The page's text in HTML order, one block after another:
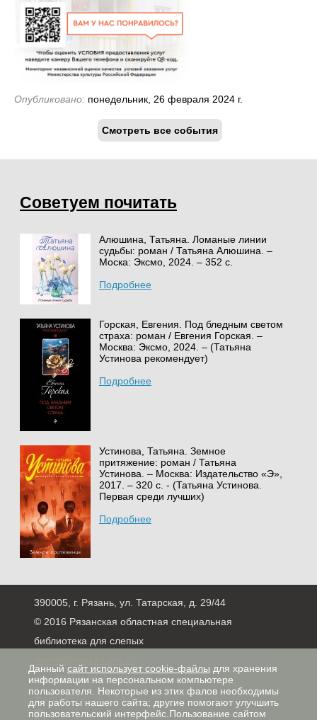
Опубликовано: понедельник, 26 февраля 2024 г.
Смотреть все события
Советуем почитать
Алюшина, Татьяна. Ломаные линии
судьбы: роман / Татьяна Алюшина. –
Моска: Эксмо, 2024. – 352 с.
Подробнее
Горская, Евгения. Под бледным светом
страха: роман / Евгения Горская. –
Москва: Эксмо, 2024. – (Татьяна
Устинова рекомендует)
Подробнее
Устинова, Татьяна. Земное
притяжение: роман / Татьяна
Устинова. – Москва: Издательство «Э»,
2017. – 320 с. - (Татьяна Устинова.
Первая среди лучших)
Подробнее
390005, г. Рязань, ул. Татарская, д. 29/44
© 2016 Рязанская областная специальная
библиотека для слепых
тел. (4912) 96-61-40,
факс (4912) 76-14-63
Данный сайт использует cookie-файлы для хранения
информации на персональном компьютере
пользователя. Некоторые из этих фалов необходимы
для работы нашего сайта; другие помогают улучшить
пользовательский интерфейс.Пользование сайтом